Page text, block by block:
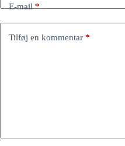
E-mail*
Tilføj en kommentar *